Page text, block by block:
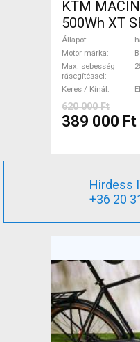
KTM
500Wh XT
Elektromos
25 km/h
ELADÓ
Állapot
Motor márka
Max. sebesség
rásegítéssel
Keres / Kínál
620 000 Ft
389 000 Ft
Hirdess
+36 20